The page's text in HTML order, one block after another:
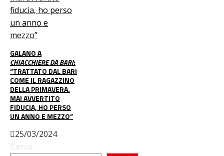
GALANO A
CHIACCHIERE DA BARI:
“TRATTATO DAL BARI
COME IL RAGAZZINO
DELLA PRIMAVERA.
MAI AVVERTITO
FIDUCIA, HO PERSO
UN ANNO E MEZZO”
25/03/2024